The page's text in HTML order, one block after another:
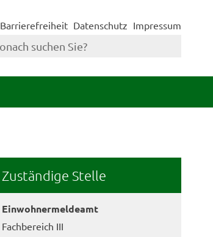
Barrierefreiheit Datenschutz Impressum
Zuständige Stelle
Einwohnermeldeamt
Fachbereich III